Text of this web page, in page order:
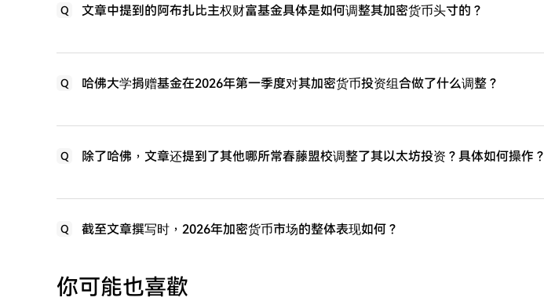
Q 文章中提到的阿布扎比主权财富基金具体是如何调整其加密货币头寸的？
Q 哈佛大学捐赠基金在2026年第一季度对其加密货币投资组合做了什么调整？
Q 除了哈佛，文章还提到了其他哪所常春藤盟校调整了其以太坊投资？具体如何操作？
Q 截至文章撰写时，2026年加密货币市场的整体表现如何？
你可能也喜歡